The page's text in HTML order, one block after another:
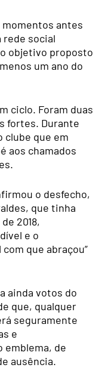
momentos antes
rede social
objetivo proposto
um ano do
ciclo. Foram duas
fortes. Durante
clube que em
aos chamados
o desfecho,
que tinha
2018,
e o
que abraçou”
ainda votos do
que, qualquer
seguramente
e
emblema, de
ausência.